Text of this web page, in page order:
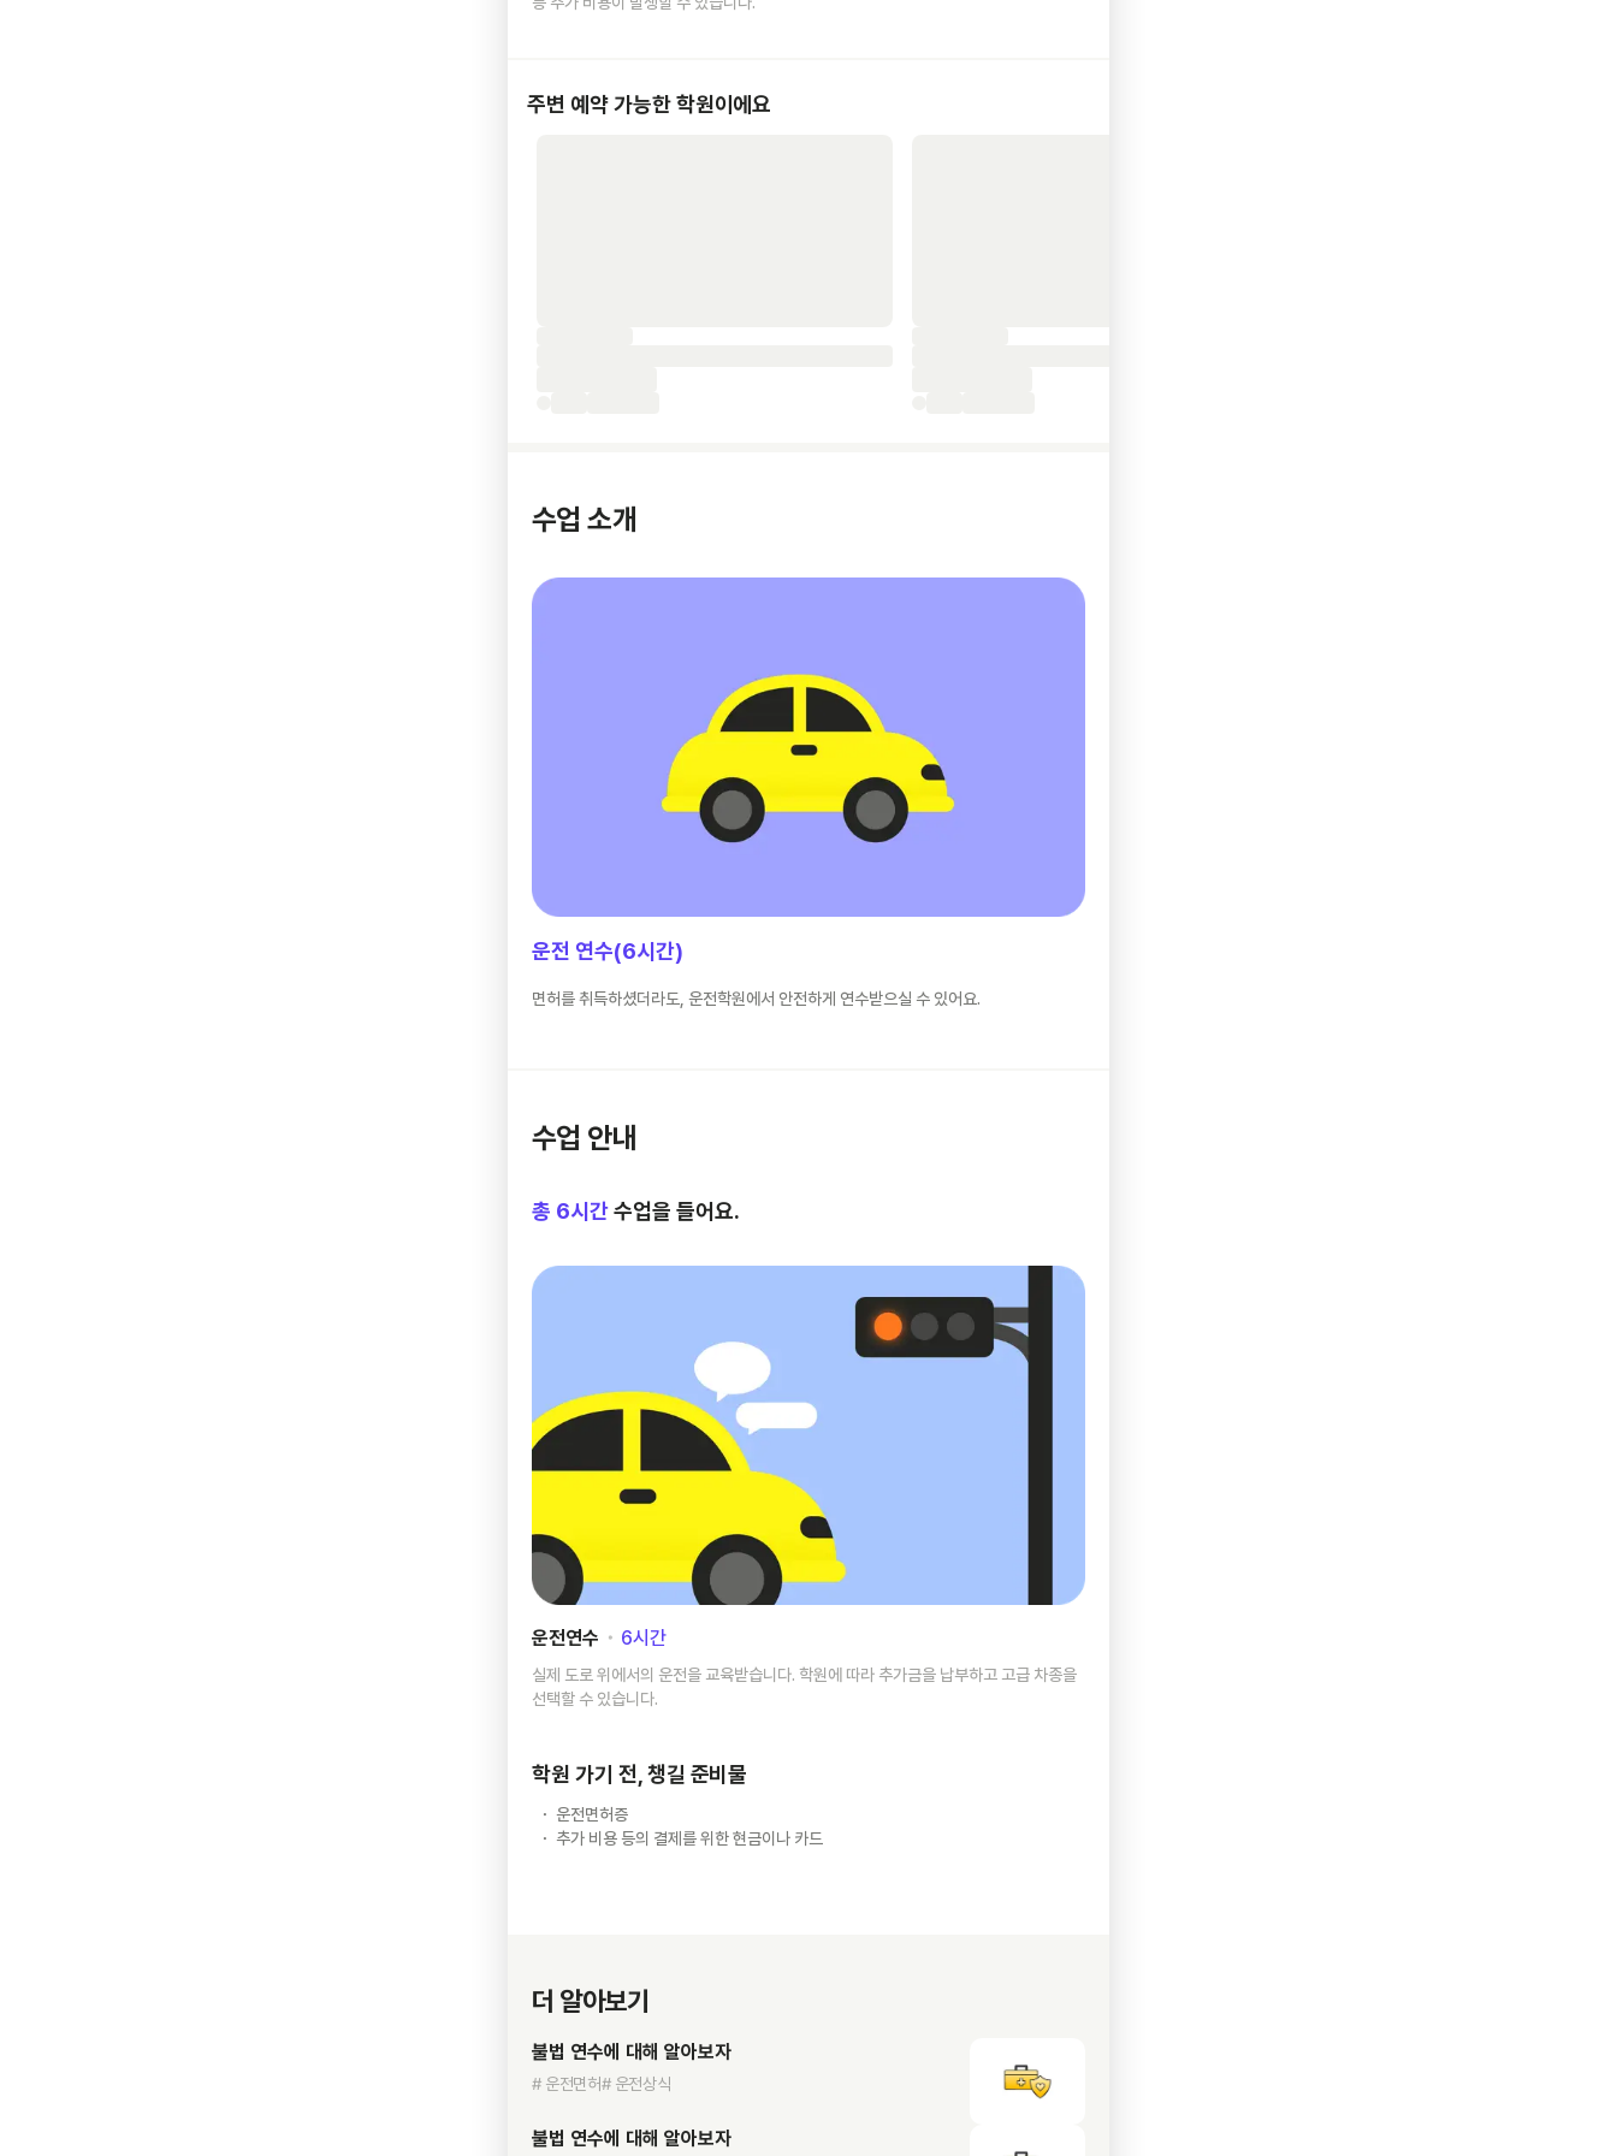
주변 예약 가능한 학원이에요
수업 소개
운전 연수(6시간)
면허를 취득하셨더라도, 운전학원에서 안전하게 연수받으실 수 있어요.
수업 안내
총 6시간수업을 들어요.
운전연수 ･ 6시간
실제 도로 위에서의 운전을 교육받습니다. 학원에 따라 추가금을 납부하고 고급 차종을
선택할 수 있습니다.
학원 가기 전, 챙길 준비물
운전면허증
추가 비용 등의 결제를 위한 현금이나 카드
더 알아보기
불법 연수에 대해 알아보자
# 운전면허# 운전상식
불법 연수에 대해 알아보자